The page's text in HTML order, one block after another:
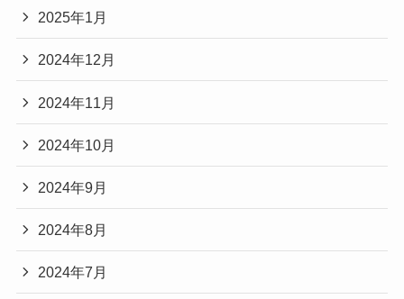
2025年1月
2024年12月
2024年11月
2024年10月
2024年9月
2024年8月
2024年7月